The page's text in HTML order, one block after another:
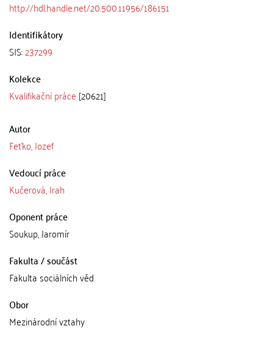
http://hdl.handle.net/20.500.11956/186151
Identifikátory
SIS:237299
Kolekce
Kvalifikační práce [20621]
Autor
Feťko, Jozef
Vedoucí práce
Kučerová, Irah
Oponent práce
Soukup, Jaromír
Fakulta / součást
Fakulta sociálních věd
Obor
Mezinárodní vztahy